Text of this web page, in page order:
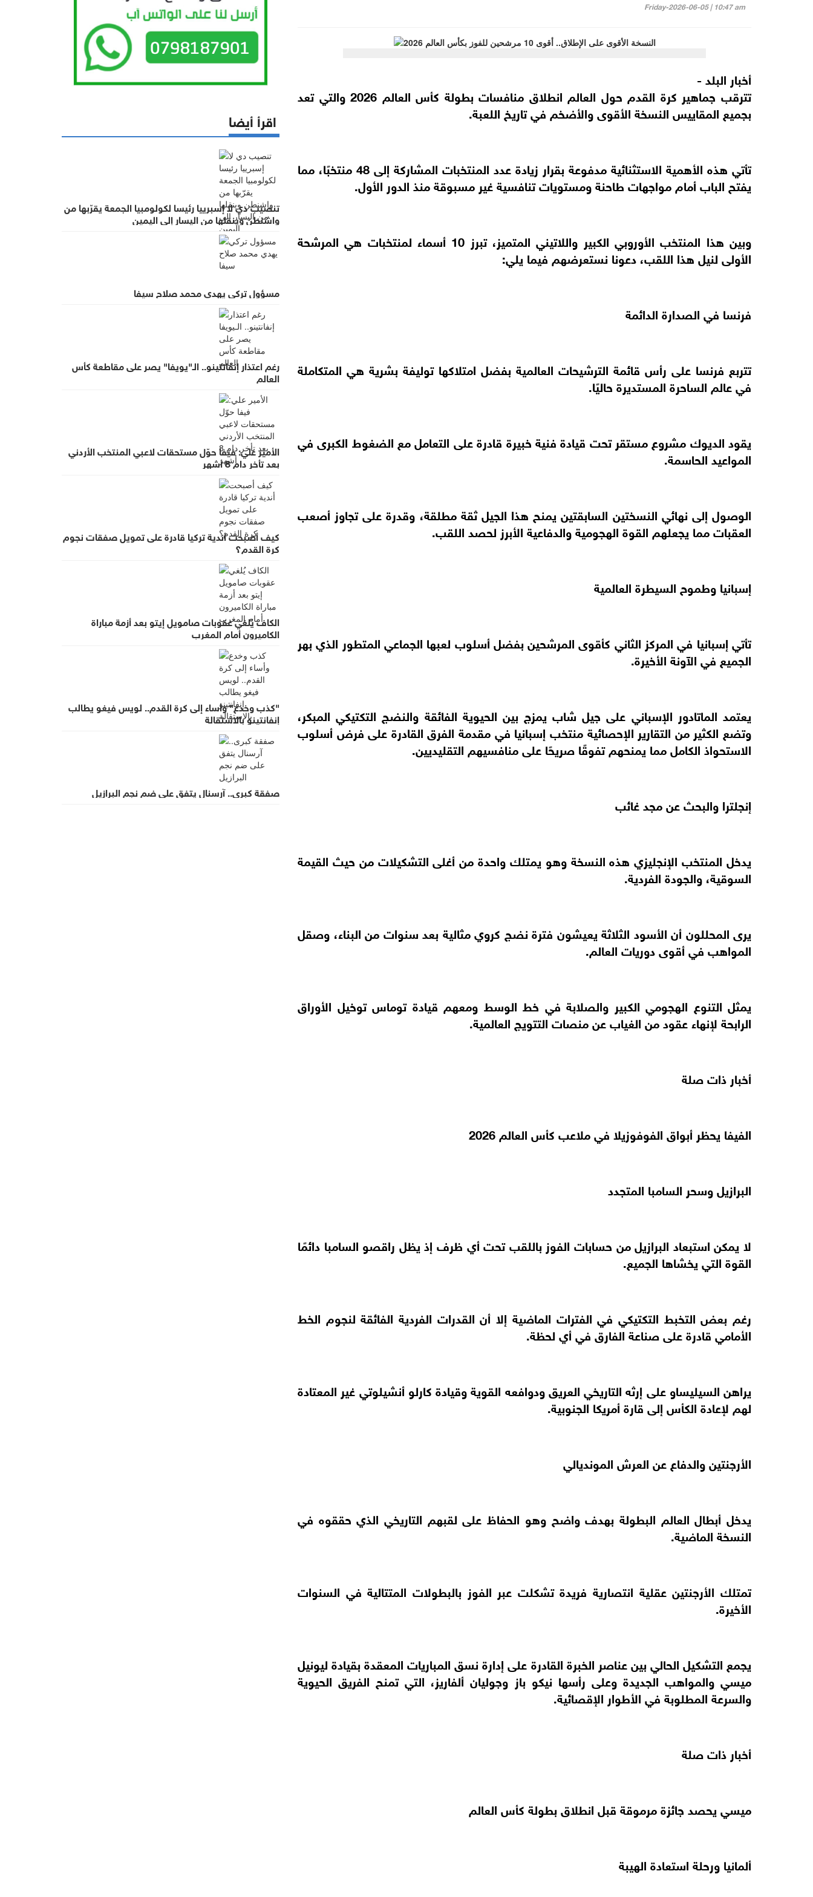
Friday-2026-06-05 | 10:47 am
أخبار البلد -
تترقب جماهير كرة القدم حول العالم انطلاق منافسات بطولة كأس العالم 2026 والتي تعد
بجميع المقاييس النسخة الأقوى والأضخم في تاريخ اللعبة.
تأتي هذه الأهمية الاستثنائية مدفوعة بقرار زيادة عدد المنتخبات المشاركة إلى 48 منتخبًا، مما
يفتح الباب أمام مواجهات طاحنة ومستويات تنافسية غير مسبوقة منذ الدور الأول.
وبين هذا المنتخب الأوروبي الكبير واللاتيني المتميز، تبرز 10 أسماء لمنتخبات هي المرشحة
الأولى لنيل هذا اللقب، دعونا نستعرضهم فيما يلي:
فرنسا في الصدارة الدائمة
تتربع فرنسا على رأس قائمة الترشيحات العالمية بفضل امتلاكها توليفة بشرية هي المتكاملة
في عالم الساحرة المستديرة حاليًا.
يقود الديوك مشروع مستقر تحت قيادة فنية خبيرة قادرة على التعامل مع الضغوط الكبرى في
المواعيد الحاسمة.
الوصول إلى نهائي النسختين السابقتين يمنح هذا الجيل ثقة مطلقة، وقدرة على تجاوز أصعب
العقبات مما يجعلهم القوة الهجومية والدفاعية الأبرز لحصد اللقب.
إسبانيا وطموح السيطرة العالمية
تأتي إسبانيا في المركز الثاني كأقوى المرشحين بفضل أسلوب لعبها الجماعي المتطور الذي بهر
الجميع في الآونة الأخيرة.
يعتمد الماتادور الإسباني على جيل شاب يمزج بين الحيوية الفائقة والنضج التكتيكي المبكر،
وتضع الكثير من التقارير الإحصائية منتخب إسبانيا في مقدمة الفرق القادرة على فرض أسلوب
الاستحواذ الكامل مما يمنحهم تفوقًا صريحًا على منافسيهم التقليديين.
إنجلترا والبحث عن مجد غائب
يدخل المنتخب الإنجليزي هذه النسخة وهو يمتلك واحدة من أغلى التشكيلات من حيث القيمة
السوقية، والجودة الفردية.
يرى المحللون أن الأسود الثلاثة يعيشون فترة نضج كروي مثالية بعد سنوات من البناء، وصقل
المواهب في أقوى دوريات العالم.
يمثل التنوع الهجومي الكبير والصلابة في خط الوسط ومعهم قيادة توماس توخيل الأوراق
الرابحة لإنهاء عقود من الغياب عن منصات التتويج العالمية.
أخبار ذات صلة
الفيفا يحظر أبواق الفوفوزيلا في ملاعب كأس العالم 2026
البرازيل وسحر السامبا المتجدد
لا يمكن استبعاد البرازيل من حسابات الفوز باللقب تحت أي ظرف إذ يظل راقصو السامبا دائمًا
القوة التي يخشاها الجميع.
رغم بعض التخبط التكتيكي في الفترات الماضية إلا أن القدرات الفردية الفائقة لنجوم الخط
الأمامي قادرة على صناعة الفارق في أي لحظة.
يراهن السيليساو على إرثه التاريخي العريق ودوافعه القوية وقيادة كارلو أنشيلوتي غير المعتادة
لهم لإعادة الكأس إلى قارة أمريكا الجنوبية.
الأرجنتين والدفاع عن العرش المونديالي
يدخل أبطال العالم البطولة بهدف واضح وهو الحفاظ على لقبهم التاريخي الذي حققوه في
النسخة الماضية.
تمتلك الأرجنتين عقلية انتصارية فريدة تشكلت عبر الفوز بالبطولات المتتالية في السنوات
الأخيرة.
يجمع التشكيل الحالي بين عناصر الخبرة القادرة على إدارة نسق المباريات المعقدة بقيادة ليونيل
ميسي والمواهب الجديدة وعلى رأسها نيكو باز وجوليان ألفاريز، التي تمنح الفريق الحيوية
والسرعة المطلوبة في الأطوار الإقصائية.
أخبار ذات صلة
ميسي يحصد جائزة مرموقة قبل انطلاق بطولة كأس العالم
ألمانيا ورحلة استعادة الهيبة
اقرأ أيضا
تنصيب دي لا إسبرييا رئيسا لكولومبيا الجمعة يقرّبها من
واشنطن وينقلها من اليسار إلى اليمين
مسؤول تركي يهدي محمد صلاح سيفا
رغم اعتذار إنفانتينو.. الـ"يويفا" يصر على مقاطعة كأس
العالم
الأمير علي: فيفا حوّل مستحقات لاعبي المنتخب الأردني
بعد تأخر دام 8 أشهر
كيف أصبحت أندية تركيا قادرة على تمويل صفقات نجوم
كرة القدم؟
الكاف يُلغي عقوبات صامويل إيتو بعد أزمة مباراة
الكاميرون أمام المغرب
"كذب وخدع" وأساء إلى كرة القدم.. لويس فيغو يطالب
إنفانتينو بالاستقالة
صفقة كبرى.. آرسنال يتفق على ضم نجم البرازيل